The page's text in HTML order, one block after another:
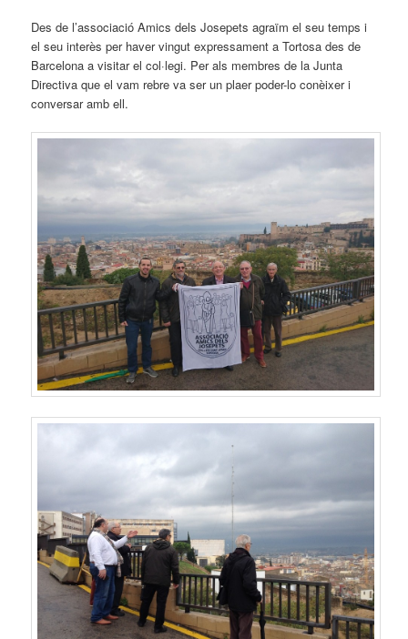
Des de l’associació Amics dels Josepets agraïm el seu temps i
el seu interès per haver vingut expressament a Tortosa des de
Barcelona a visitar el col·legi. Per als membres de la Junta
Directiva que el vam rebre va ser un plaer poder-lo conèixer i
conversar amb ell.